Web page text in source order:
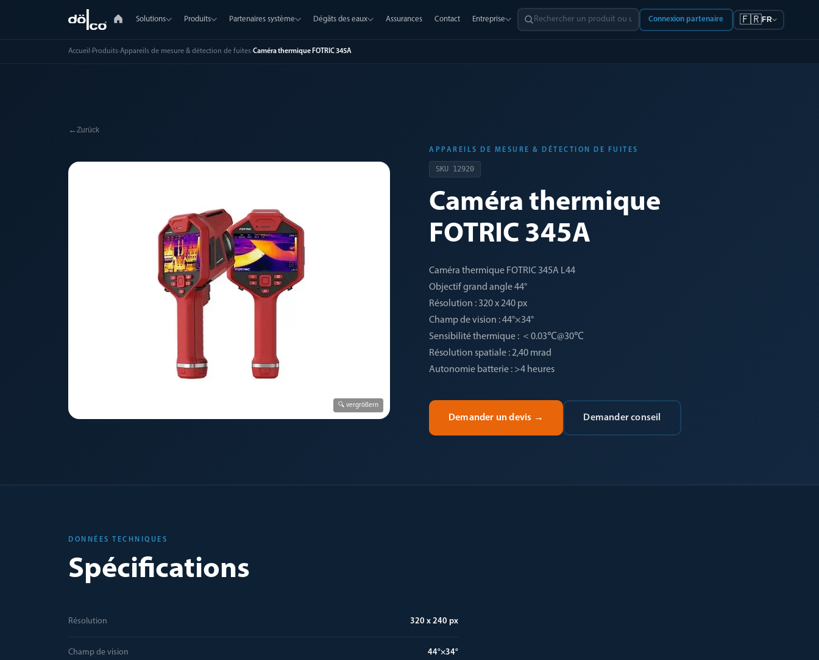
Solutions Produits Partenaires système Dégâts des eaux Assurances Contact Entreprise Connexion partenaire 🇫🇷FR
Accueil ›Produits›Appareils de mesure & détection de fuites›Caméra thermique FOTRIC 345A
← Zurück
🔍 vergrößern
APPAREILS DE MESURE & DÉTECTION DE FUITES
SKU 12920
Caméra thermique
FOTRIC 345A
Caméra thermique FOTRIC 345A L44
Objectif grand angle 44°
Résolution : 320 x 240 px
Champ de vision : 44°×34°
Sensibilité thermique : ＜0.03℃@30℃
Résolution spatiale : 2,40 mrad
Autonomie batterie : >4 heures
Demander un devis → Demander conseil
DONNÉES TECHNIQUES
Spécifications
Résolution 320 x 240 px
Champ de vision 44°×34°